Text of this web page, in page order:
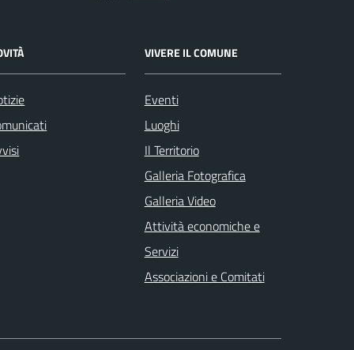
VIVERE IL COMUNE
Eventi
Luoghi
Il Territorio
Galleria Fotografica
Galleria Video
Attività economiche e
Servizi
Associazioni e Comitati